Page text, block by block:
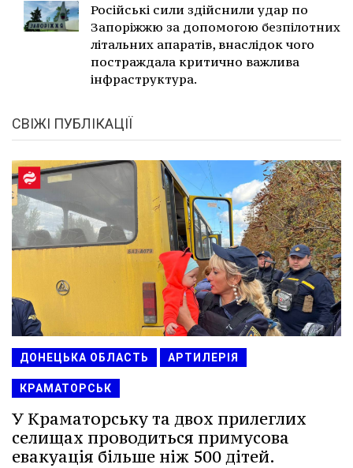
Російські сили здійснили удар по
Запоріжжю за допомогою безпілотних
літальних апаратів, внаслідок чого
постраждала критично важлива
інфраструктура.
СВІЖІ ПУБЛІКАЦІЇ
ДОНЕЦЬКА ОБЛАСТЬ АРТИЛЕРІЯ
КРАМАТОРСЬК
У Краматорську та двох прилеглих
селищах проводиться примусова
евакуація більше ніж 500 дітей.